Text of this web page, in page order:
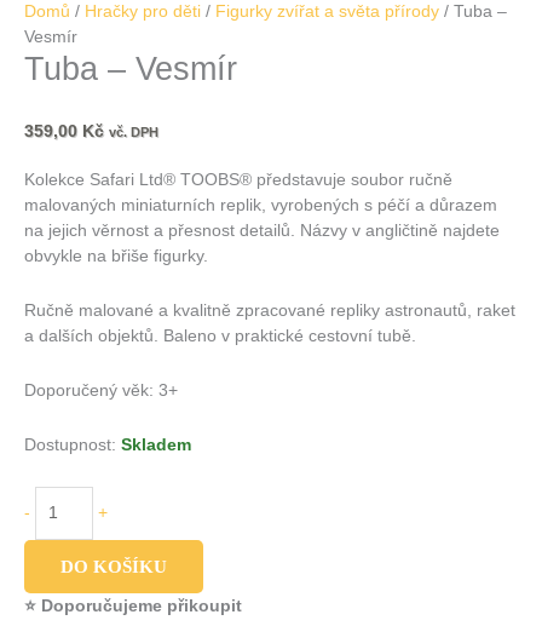
Domů / Hračky pro děti / Figurky zvířat a světa přírody / Tuba –
Vesmír
Tuba – Vesmír
359,00 Kč vč. DPH
Kolekce Safari Ltd® TOOBS® představuje soubor ručně
malovaných miniaturních replik, vyrobených s péčí a důrazem
na jejich věrnost a přesnost detailů. Názvy v angličtině najdete
obvykle na břiše figurky.
Ručně malované a kvalitně zpracované repliky astronautů, raket
a dalších objektů. Baleno v praktické cestovní tubě.
Doporučený věk: 3+
Dostupnost: Skladem
- +
DO KOŠÍKU
⭐ Doporučujeme přikoupit